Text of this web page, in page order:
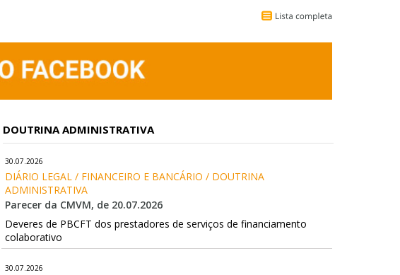
DOUTRINA ADMINISTRATIVA
30.07.2026
DIÁRIO LEGAL / FINANCEIRO E BANCÁRIO / DOUTRINA
ADMINISTRATIVA
Parecer da CMVM, de 20.07.2026
Deveres de PBCFT dos prestadores de serviços de financiamento
colaborativo
30.07.2026